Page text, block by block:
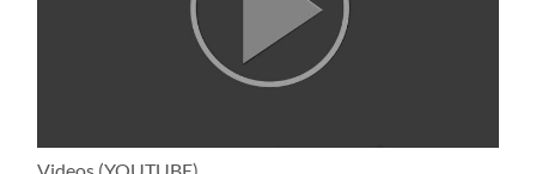
Videos (YOUTUBE)